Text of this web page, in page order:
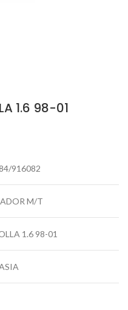
1.6 98-01
916082
M/T
1.6 98-01